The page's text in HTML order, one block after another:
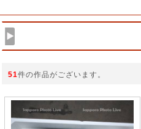
51件の作品がございます。